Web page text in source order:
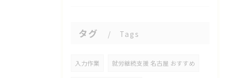
タグ Tags
入力作業 就労継続支援 名古屋 おすすめ